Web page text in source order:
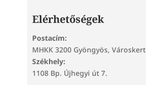
Elérhetőségek
Postacím:
MHKK 3200 Gyöngyös,
Székhely:
1108 Bp. Újhegyi út 7.